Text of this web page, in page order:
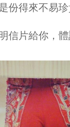
份得來不易
信片給你，